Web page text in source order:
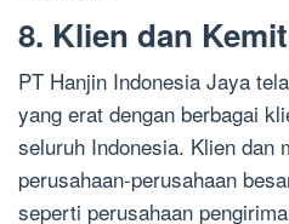
8. Klien dan
PT Hanjin Indonesia Jaya
yang erat dengan berbagai
seluruh Indonesia. Klien dan
perusahaan-perusahaan
seperti perusahaan